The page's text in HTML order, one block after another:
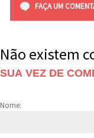
FAÇA UM
Não existem
SUA VEZ DE
Nome: